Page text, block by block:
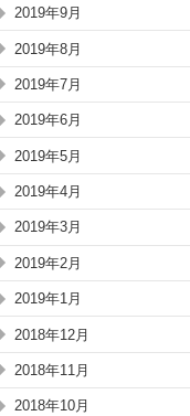
2019年9月
2019年8月
2019年7月
2019年6月
2019年5月
2019年4月
2019年3月
2019年2月
2019年1月
2018年12月
2018年11月
2018年10月